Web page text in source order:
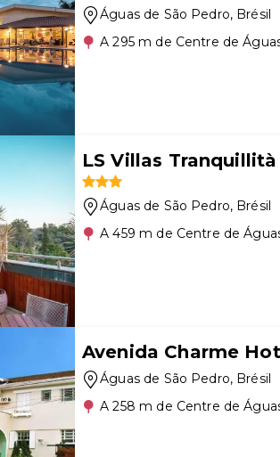
Águas de São Pedro, Brésil
A 295 m de Centre de
LS Villas Tranquillità
Águas de São Pedro, Brésil
A 459 m de Centre de
Avenida Charme
Águas de São Pedro, Brésil
A 258 m de Centre de